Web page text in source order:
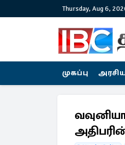
Thursday, Aug 6,
முகப்பு